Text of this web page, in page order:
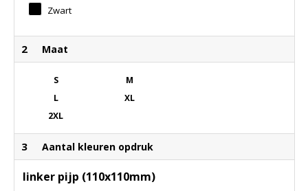
Zwart
2 Maat
S
M
L
XL
2XL
3 Aantal kleuren opdruk
linker pijp (110x110mm)